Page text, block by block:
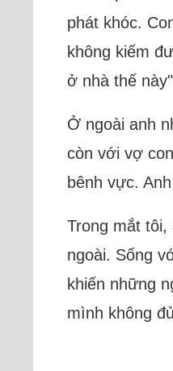
phát khóc.
không kiếm
ở nhà thế
Ở ngoài anh
còn với vợ
bênh vực.
Trong mắt
ngoài. Sống
khiến những
mình không